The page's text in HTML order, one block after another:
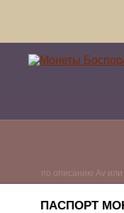
по описанию Av или
ПАСПОРТ